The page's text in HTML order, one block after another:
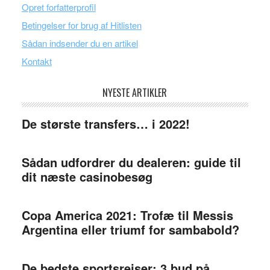
Opret forfatterprofil
Betingelser for brug af Hitlisten
Sådan indsender du en artikel
Kontakt
NYESTE ARTIKLER
De største transfers… i 2022!
Sådan udfordrer du dealeren: guide til
dit næste casinobesøg
Copa America 2021: Trofæ til Messis
Argentina eller triumf for sambabold?